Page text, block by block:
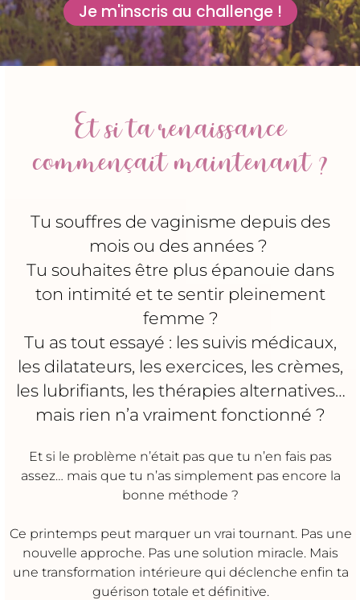
Je m'inscris au challenge !
Et si ta renaissance
commençait maintenant ?
Tu souffres de vaginisme depuis des
mois ou des années ?
Tu souhaites être plus épanouie dans
ton intimité et te sentir pleinement
femme ?
Tu as tout essayé : les suivis médicaux,
les dilatateurs, les exercices, les crèmes,
les lubrifiants, les thérapies alternatives…
mais rien n’a vraiment fonctionné ?
Et si le problème n’était pas que tu n’en fais pas
assez… mais que tu n’as simplement pas encore la
bonne méthode ?
Ce printemps peut marquer un vrai tournant. Pas une
nouvelle approche. Pas une solution miracle. Mais
une transformation intérieure qui déclenche enfin ta
guérison totale et définitive.